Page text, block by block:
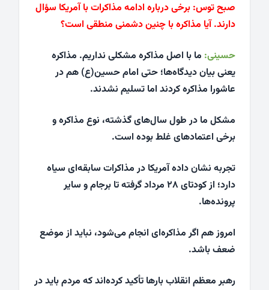
صبح توس: برخی درباره ادامه مذاکرات با آمریکا سؤال
دارند. آیا مذاکره با چنین دشمنی منطقی است؟
حسینی: ما با اصل مذاکره مشکلی نداریم. مذاکره
یعنی بیان دیدگاه‌ها؛ حتی امام حسین(ع) هم در
عاشورا مذاکره کردند اما تسلیم نشدند.
مشکل ما در طول سال‌های گذشته، نوع مذاکره و
برخی اعتمادهای غلط بوده است.
تجربه نشان داده آمریکا در مذاکرات سابقه‌ای سیاه
دارد؛ از کودتای ۲۸ مرداد گرفته تا برجام و سایر
پرونده‌ها.
امروز هم اگر مذاکره‌ای انجام می‌شود، نباید از موضع
ضعف باشد.
رهبر معظم انقلاب بارها تأکید کرده‌اند که مردم باید در